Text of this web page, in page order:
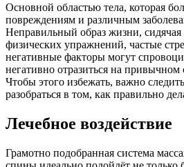
Основной областью тела, которая
повреждениям и различным
Неправильный образ жизни, сидячая
физических упражнений, частые
негативные факторы могут
негативно отразиться на привычном
Чтобы этого избежать, важно
разобраться в том, как правильно
Лечебное воздействие
Грамотно подобранная система